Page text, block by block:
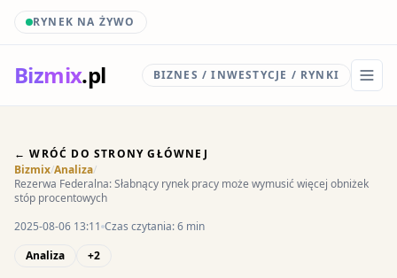
RYNEK NA ŻYWO
Bizmix.pl BIZNES / INWESTYCJE / RYNKI
← WRÓĆ DO STRONY GŁÓWNEJ
Bizmix/Analiza/
Rezerwa Federalna: Słabnący rynek pracy może wymusić więcej obniżek
stóp procentowych
2025-08-06 13:11 Czas czytania: 6 min
Analiza
+2